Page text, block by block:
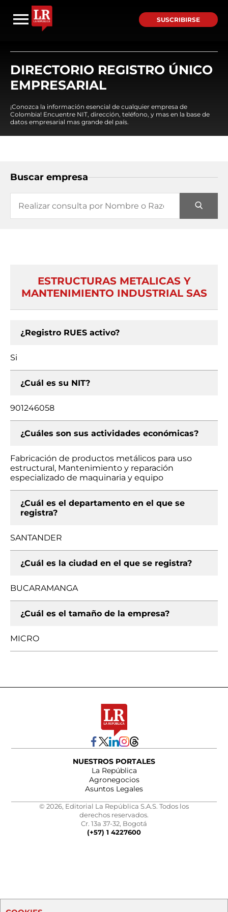
SUSCRIBIRSE
DIRECTORIO REGISTRO ÚNICO
EMPRESARIAL
¡Conozca la información esencial de cualquier empresa de
Colombia! Encuentre NIT, dirección, teléfono, y mas en la base de
datos empresarial mas grande del país.
Buscar empresa
ESTRUCTURAS METALICAS Y
MANTENIMIENTO INDUSTRIAL SAS
¿Registro RUES activo?
Si
¿Cuál es su NIT?
901246058
¿Cuáles son sus actividades económicas?
Fabricación de productos metálicos para uso
estructural, Mantenimiento y reparación
especializado de maquinaria y equipo
¿Cuál es el departamento en el que se
registra?
SANTANDER
¿Cuál es la ciudad en el que se registra?
BUCARAMANGA
¿Cuál es el tamaño de la empresa?
MICRO
NUESTROS PORTALES
La República
Agronegocios
Asuntos Legales
© 2026, Editorial La República S.A.S. Todos los
derechos reservados.
Cr. 13a 37-32, Bogotá
(+57) 1 4227600